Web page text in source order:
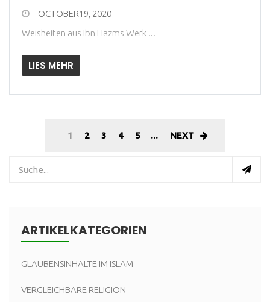
OCTOBER19, 2020
Weisheiten aus Ibn Hazms Werk ...
LIES MEHR
1 2 3 4 5 ... NEXT
ARTIKELKATEGORIEN
GLAUBENSINHALTE IM ISLAM
VERGLEICHBARE RELIGION